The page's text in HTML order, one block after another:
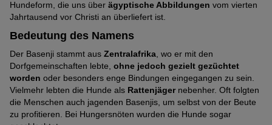
Hundeform, die uns über ägyptische Abbildungen vom vierten
Jahrtausend vor Christi an überliefert ist.
Bedeutung des Namens
Der Basenji stammt aus Zentralafrika, wo er mit den
Dorfgemeinschaften lebte, ohne jedoch gezielt gezüchtet
worden oder besonders enge Bindungen eingegangen zu sein.
Vielmehr lebten die Hunde als Rattenjäger nebenher. Oft folgten
die Menschen auch jagenden Basenjis, um selbst von der Beute
zu profitieren. Bei Hungersnöten wurden die Hunde sogar